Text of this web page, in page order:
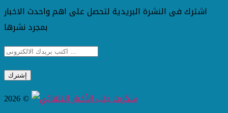
اشترك فى النشرة البريدية لتحصل على اهم واحدث الاخبار
بمجرد نشرها
2026 ©